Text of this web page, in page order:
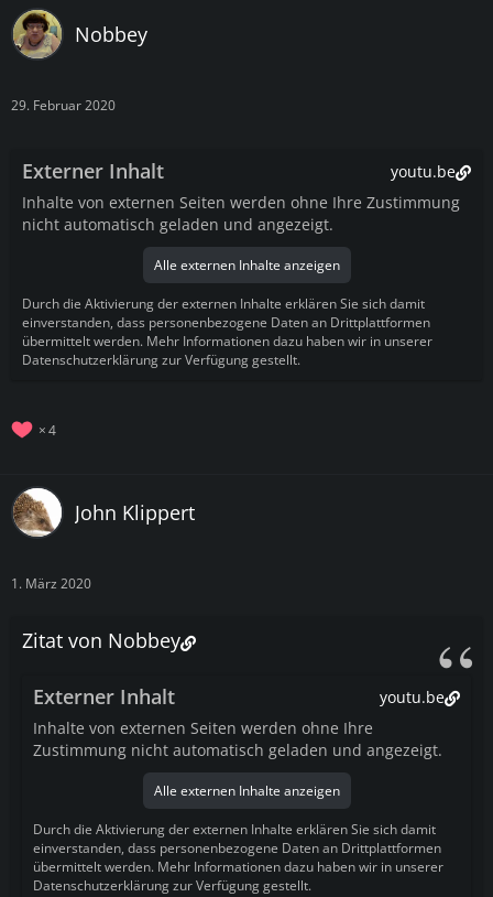
Nobbey
29. Februar 2020
Externer Inhalt
youtu.be
Inhalte von externen Seiten werden ohne Ihre Zustimmung
nicht automatisch geladen und angezeigt.
Alle externen Inhalte anzeigen
Durch die Aktivierung der externen Inhalte erklären Sie sich damit
einverstanden, dass personenbezogene Daten an Drittplattformen
übermittelt werden. Mehr Informationen dazu haben wir in unserer
Datenschutzerklärung zur Verfügung gestellt.
4
John Klippert
1. März 2020
Zitat von Nobbey
Externer Inhalt
youtu.be
Inhalte von externen Seiten werden ohne Ihre
Zustimmung nicht automatisch geladen und angezeigt.
Alle externen Inhalte anzeigen
Durch die Aktivierung der externen Inhalte erklären Sie sich damit
einverstanden, dass personenbezogene Daten an Drittplattformen
übermittelt werden. Mehr Informationen dazu haben wir in unserer
Datenschutzerklärung zur Verfügung gestellt.